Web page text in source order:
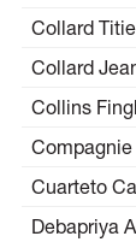
Collard
Collard
Collins
Compagnie
Cuarteto
Debapriya